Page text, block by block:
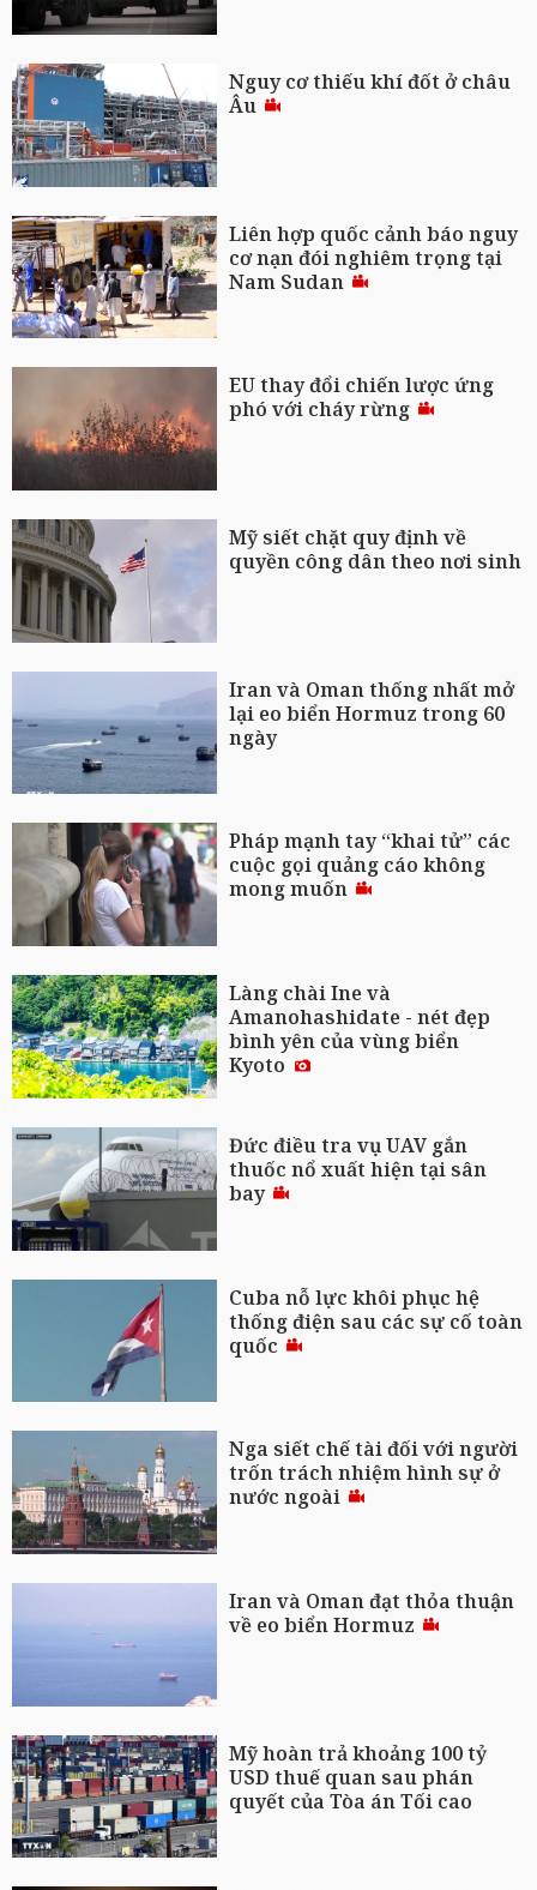
Nguy cơ thiếu khí đốt ở châu
Âu
Liên hợp quốc cảnh báo nguy
cơ nạn đói nghiêm trọng tại
Nam Sudan
EU thay đổi chiến lược ứng
phó với cháy rừng
Mỹ siết chặt quy định về
quyền công dân theo nơi sinh
Iran và Oman thống nhất mở
lại eo biển Hormuz trong 60
ngày
Pháp mạnh tay “khai tử” các
cuộc gọi quảng cáo không
mong muốn
Làng chài Ine và
Amanohashidate - nét đẹp
bình yên của vùng biển
Kyoto
Đức điều tra vụ UAV gắn
thuốc nổ xuất hiện tại sân
bay
Cuba nỗ lực khôi phục hệ
thống điện sau các sự cố toàn
quốc
Nga siết chế tài đối với người
trốn trách nhiệm hình sự ở
nước ngoài
Iran và Oman đạt thỏa thuận
về eo biển Hormuz
Mỹ hoàn trả khoảng 100 tỷ
USD thuế quan sau phán
quyết của Tòa án Tối cao